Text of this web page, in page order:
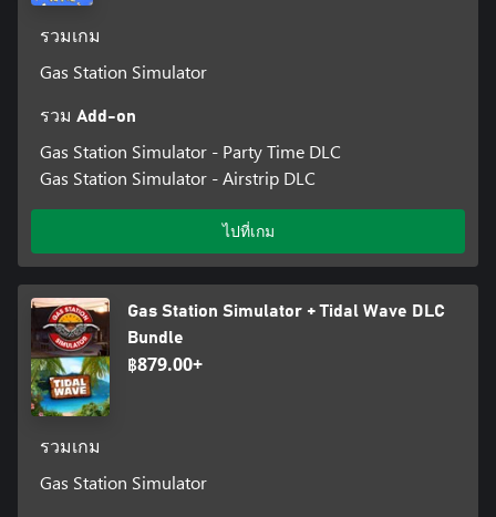
รวมเกม
Gas Station Simulator
รวม Add-on
Gas Station Simulator - Party Time DLC
Gas Station Simulator - Airstrip DLC
ไปที่เกม
Gas Station Simulator + Tidal Wave DLC
Bundle
฿879.00+
รวมเกม
Gas Station Simulator